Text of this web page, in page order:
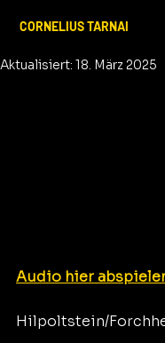
CORNELIUS TARNAI
Aktualisiert: 18. März 2025
Audio hier
Hilpoltstein/